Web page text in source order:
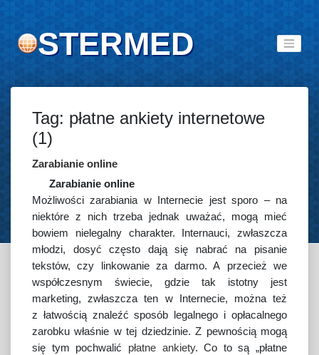
STERMED
Tag: płatne ankiety internetowe
(1)
Zarabianie online
Zarabianie online
Możliwości zarabiania w Internecie jest sporo – na
niektóre z nich trzeba jednak uważać, mogą mieć
bowiem nielegalny charakter. Internauci, zwłaszcza
młodzi, dosyć często dają się nabrać na pisanie
tekstów, czy linkowanie za darmo. A przecież we
współczesnym świecie, gdzie tak istotny jest
marketing, zwłaszcza ten w Internecie, można też
z łatwością znaleźć sposób legalnego i opłacalnego
zarobku właśnie w tej dziedzinie. Z pewnością mogą
się tym pochwalić płatne ankiety. Co to są „płatne